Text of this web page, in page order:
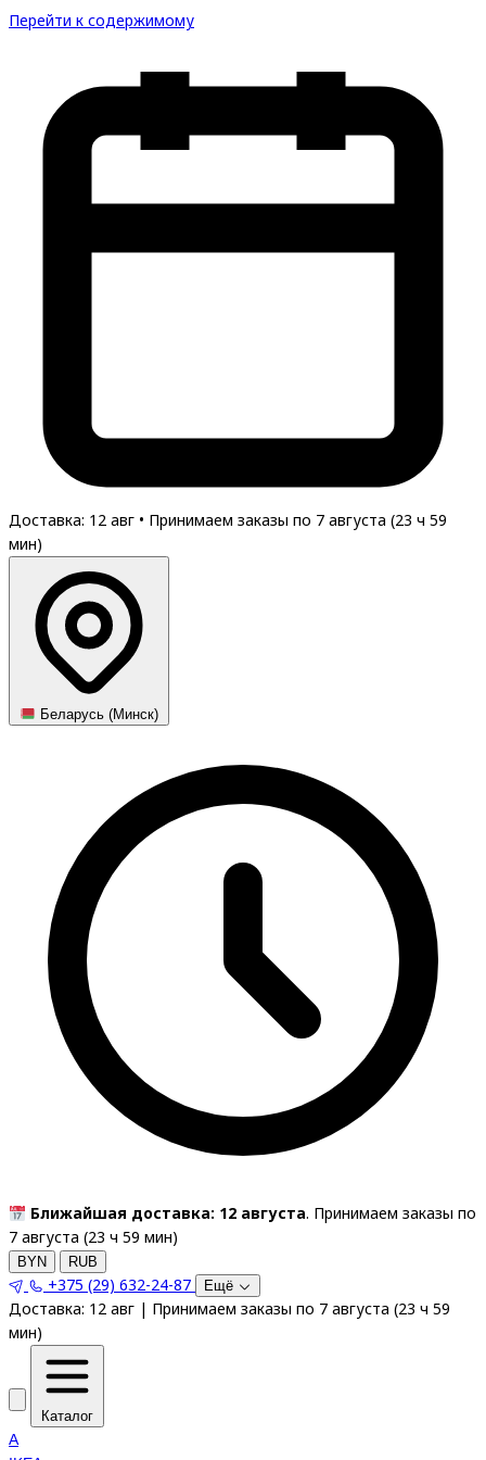
Перейти к содержимому
Доставка: 12 авг • Принимаем заказы по 7 августа (23 ч 59
мин)
Беларусь (Минск)
Ближайшая доставка: 12 августа. Принимаем заказы по
7 августа (23 ч 59 мин)
BYN RUB
+375 (29) 632-24-87 Ещё
Доставка: 12 авг | Принимаем заказы по 7 августа (23 ч 59
мин)
Каталог
A